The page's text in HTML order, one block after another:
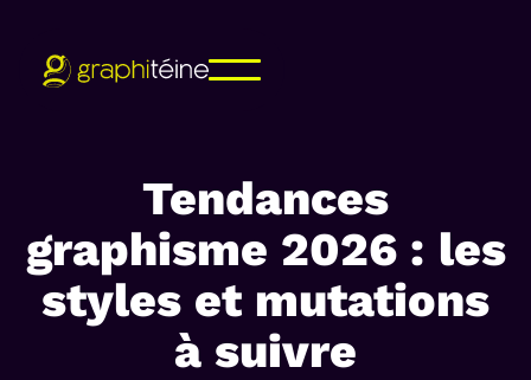
Tendances
graphisme 2026 : les
styles et mutations
à suivre